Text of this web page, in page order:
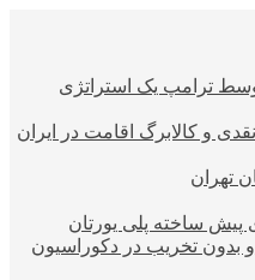
ترامپ یک استراتژی
و کالابرگ اقامت در ایران
تهران
پیش ساخته پلی یورتان
بدون تخریب در دکوراسیون